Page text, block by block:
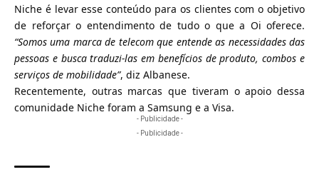
Niche é levar esse conteúdo para os clientes com o objetivo
de reforçar o entendimento de tudo o que a Oi oferece.
“Somos uma marca de telecom que entende as necessidades das
pessoas e busca traduzi-las em benefícios de produto, combos e
serviços de mobilidade”, diz Albanese.
Recentemente, outras marcas que tiveram o apoio dessa
comunidade Niche foram a Samsung e a Visa.
- Publicidade -
- Publicidade -